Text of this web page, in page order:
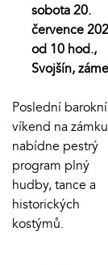
sobota 20.
července
od 10 hod.,
Svojšín,
Poslední barokní
víkend na zámku
nabídne pestrý
program plný
hudby, tance a
historických
kostýmů.